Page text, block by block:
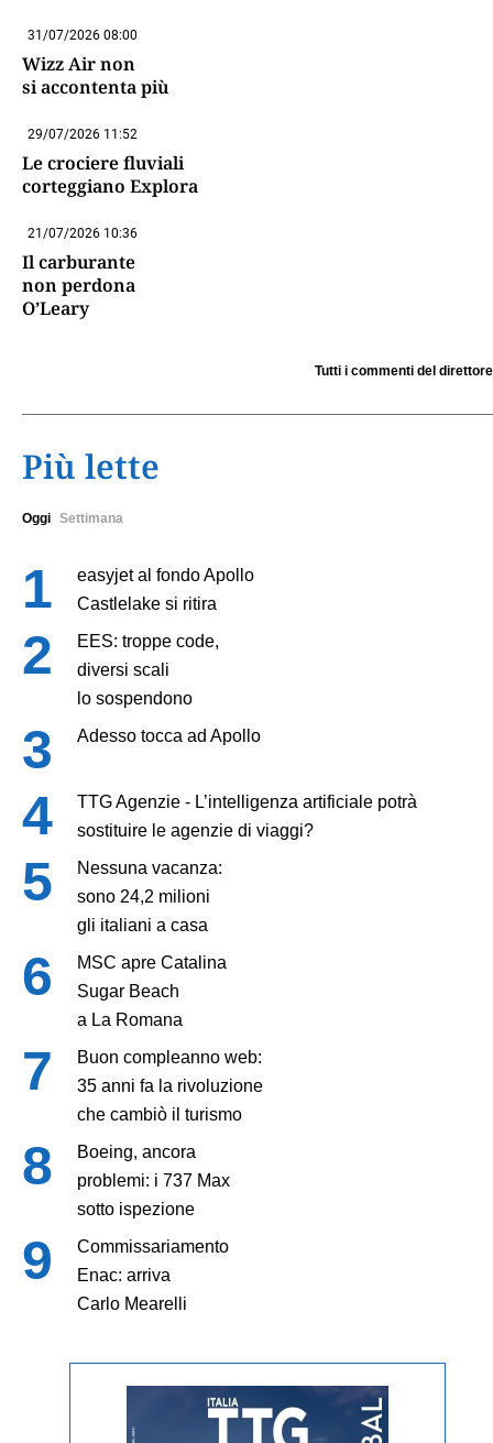
31/07/2026 08:00
Wizz Air non
si accontenta più
29/07/2026 11:52
Le crociere fluviali
corteggiano Explora
21/07/2026 10:36
Il carburante
non perdona
O’Leary
Tutti i commenti del direttore
Più lette
Oggi Settimana
easyjet al fondo Apollo
Castlelake si ritira
EES: troppe code,
diversi scali
lo sospendono
Adesso tocca ad Apollo
TTG Agenzie - L’intelligenza artificiale potrà
sostituire le agenzie di viaggi?
Nessuna vacanza:
sono 24,2 milioni
gli italiani a casa
MSC apre Catalina
Sugar Beach
a La Romana
Buon compleanno web:
35 anni fa la rivoluzione
che cambiò il turismo
Boeing, ancora
problemi: i 737 Max
sotto ispezione
Commissariamento
Enac: arriva
Carlo Mearelli